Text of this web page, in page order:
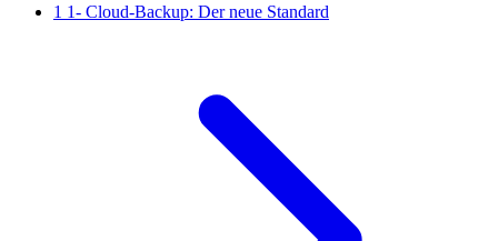
1 1- Cloud-Backup: Der neue Standard